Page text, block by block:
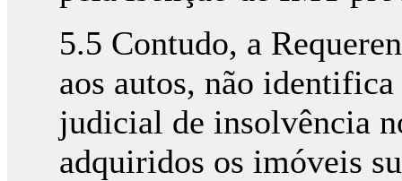
5.5 Contudo, a
aos autos, não
judicial de insolvência
adquiridos os imóveis